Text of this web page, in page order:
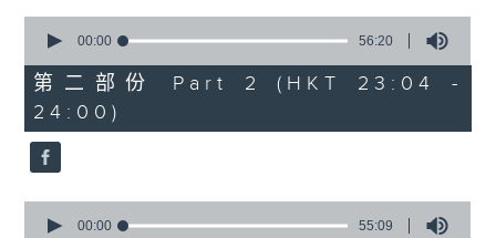
4.「七步成诗」
由 叶丹青、叶幼琪 主唱
seconds
56
minutes,
20
seconds
00:00 56:20
第二部份 Part 2 (HKT 23:04 -
24:00)
seconds
00:00 55:09